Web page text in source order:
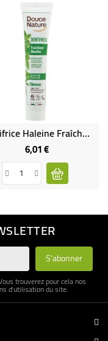
Dentifrice Haleine Fraîche À La Menthe
6,01 €Prix
trouverez pour cela nos
d'utilisation du site.